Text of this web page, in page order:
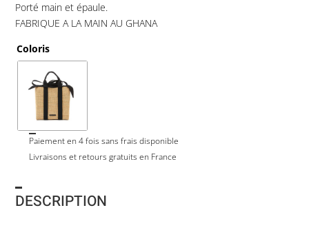
Porté main et épaule.
FABRIQUE A LA MAIN AU GHANA
Coloris
Paiement en 4 fois sans frais disponible
Livraisons et retours gratuits en France
DESCRIPTION